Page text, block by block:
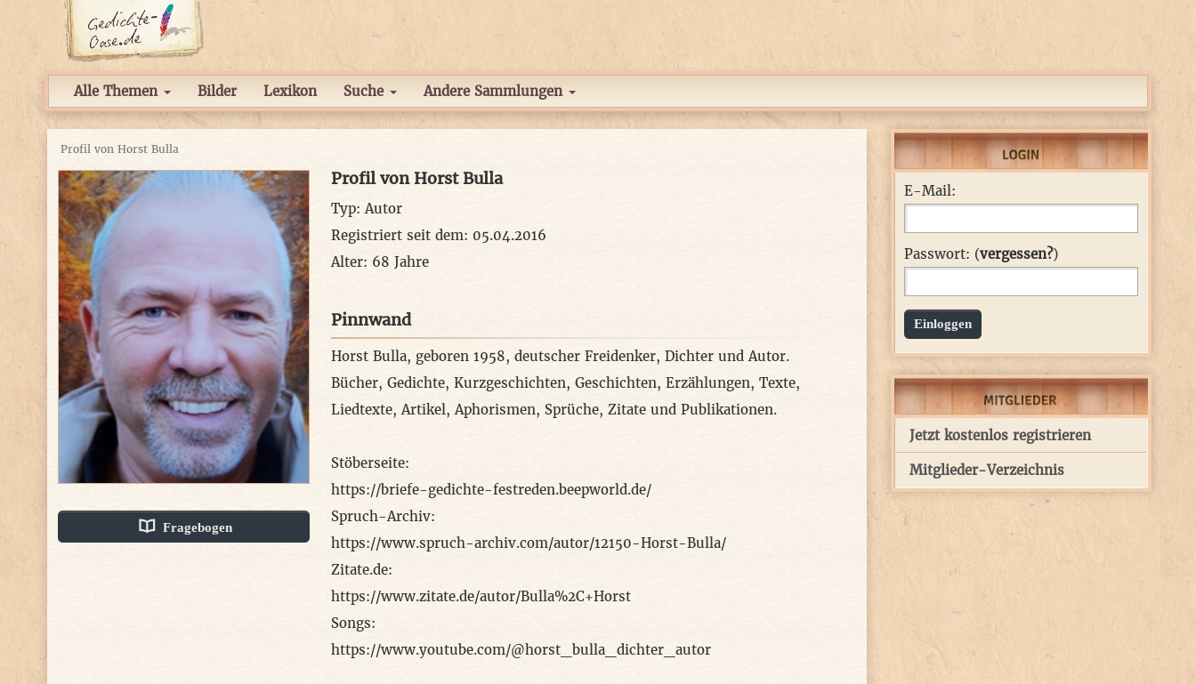
Alle Themen Bilder Lexikon Suche Andere Sammlungen
Profil von Horst Bulla
Fragebogen
Profil von Horst Bulla
Typ: Autor
Registriert seit dem: 05.04.2016
Alter: 68 Jahre
Pinnwand
Horst Bulla, geboren 1958, deutscher Freidenker, Dichter und Autor.
Bücher, Gedichte, Kurzgeschichten, Geschichten, Erzählungen, Texte,
Liedtexte, Artikel, Aphorismen, Sprüche, Zitate und Publikationen.
Stöberseite:
https://briefe-gedichte-festreden.beepworld.de/
Spruch-Archiv:
https://www.spruch-archiv.com/autor/12150-Horst-Bulla/
Zitate.de:
https://www.zitate.de/autor/Bulla%2C+Horst
Songs:
https://www.youtube.com/@horst_bulla_dichter_autor
E-Mail:
Passwort: (vergessen?)
Einloggen
Jetzt kostenlos registrieren
Mitglieder-Verzeichnis